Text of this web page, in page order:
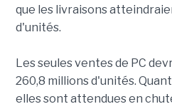
que les livraisons
d'unités.
Les seules ventes de PC
260,8 millions d'unités.
elles sont attendues en